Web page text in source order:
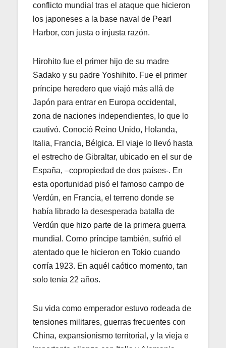
conflicto mundial tras el ataque que hicieron
los japoneses a la base naval de Pearl
Harbor, con justa o injusta razón.
Hirohito fue el primer hijo de su madre
Sadako y su padre Yoshihito. Fue el primer
príncipe heredero que viajó más allá de
Japón para entrar en Europa occidental,
zona de naciones independientes, lo que lo
cautivó. Conoció Reino Unido, Holanda,
Italia, Francia, Bélgica. El viaje lo llevó hasta
el estrecho de Gibraltar, ubicado en el sur de
España, –copropiedad de dos países-. En
esta oportunidad pisó el famoso campo de
Verdún, en Francia, el terreno donde se
había librado la desesperada batalla de
Verdún que hizo parte de la primera guerra
mundial. Como príncipe también, sufrió el
atentado que le hicieron en Tokio cuando
corría 1923. En aquél caótico momento, tan
solo tenía 22 años.
Su vida como emperador estuvo rodeada de
tensiones militares, guerras frecuentes con
China, expansionismo territorial, y la vieja e